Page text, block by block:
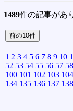
1489件の記事があ
1 2 3 4 5 6 7 8 9 10
52 53 54 55 56 57 58
100 101 102 103 104
134 135 136 137 138